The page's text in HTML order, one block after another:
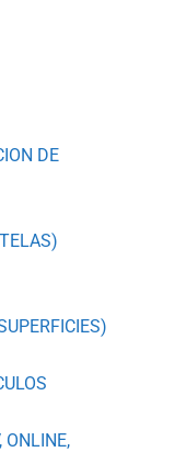
DE
ONLINE,